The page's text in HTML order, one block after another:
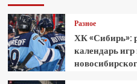
Разное
ХК «Сибирь»:
календарь